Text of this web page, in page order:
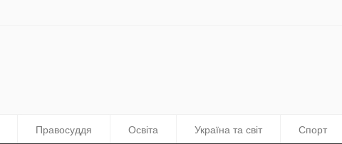
Правосуддя Освіта Україна та світ Спорт